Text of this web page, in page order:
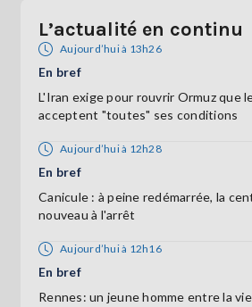
L’actualité en continu
Aujourd’hui à 13h26
En bref
L'Iran exige pour rouvrir Ormuz que
acceptent "toutes" ses conditions
Aujourd’hui à 12h28
En bref
Canicule : à peine redémarrée, la
nouveau à l'arrêt
Aujourd’hui à 12h16
En bref
Rennes: un jeune homme entre la